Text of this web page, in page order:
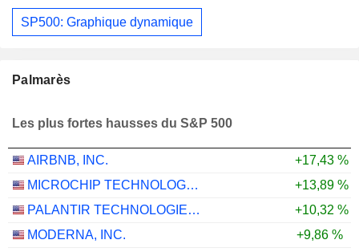
SP500: Graphique dynamique
Palmarès
Les plus fortes hausses du S&P 500
AIRBNB, INC.
+17,43 %
MICROCHIP TECHNOLOGY INCORPORATED
+13,89 %
PALANTIR TECHNOLOGIES INC.
+10,32 %
MODERNA, INC.
+9,86 %